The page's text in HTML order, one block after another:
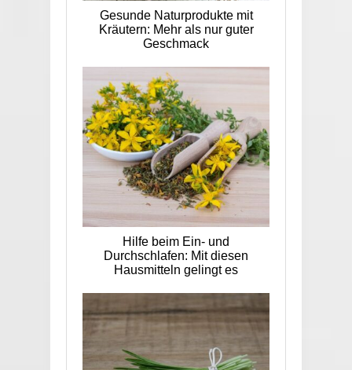
Gesunde Naturprodukte mit
Kräutern: Mehr als nur guter
Geschmack
Hilfe beim Ein- und
Durchschlafen: Mit diesen
Hausmitteln gelingt es